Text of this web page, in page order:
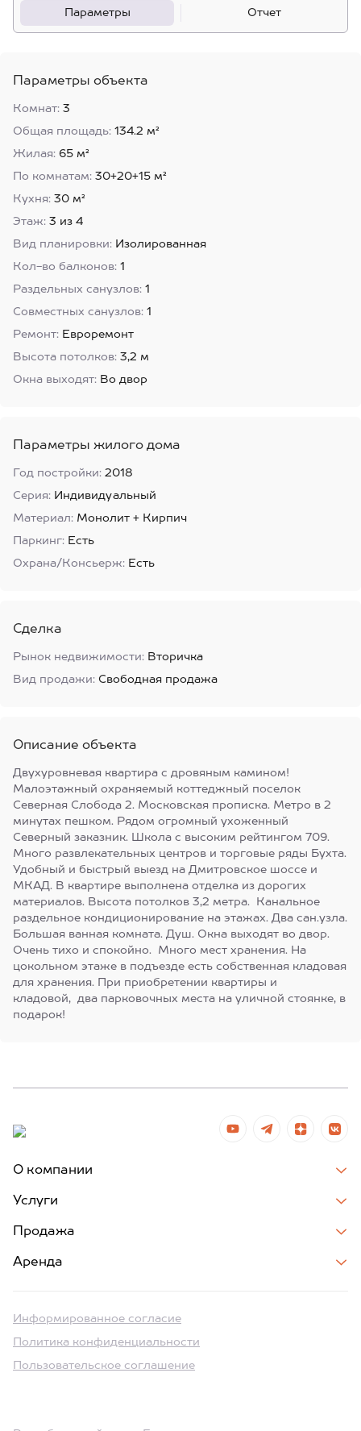
Параметры Отчет
Параметры объекта
Комнат: 3
Общая площадь: 134.2 м²
Жилая: 65 м²
По комнатам: 30+20+15 м²
Кухня: 30 м²
Этаж: 3 из 4
Вид планировки: Изолированная
Кол-во балконов: 1
Раздельных санузлов: 1
Совместных санузлов: 1
Ремонт: Евроремонт
Высота потолков: 3,2 м
Окна выходят: Во двор
Параметры жилого дома
Год постройки: 2018
Серия: Индивидуальный
Материал: Монолит + Кирпич
Паркинг: Есть
Охрана/Консьерж: Есть
Сделка
Рынок недвижимости: Вторичка
Вид продажи: Свободная продажа
Описание объекта
Двухуровневая квартира с дровяным камином!
Малоэтажный охраняемый коттеджный поселок
Северная Слобода 2. Московская прописка. Метро в 2
минутах пешком. Рядом огромный ухоженный
Северный заказник. Школа с высоким рейтингом 709.
Много развлекательных центров и торговые ряды Бухта.
Удобный и быстрый выезд на Дмитровское шоссе и
МКАД. В квартире выполнена отделка из дорогих
материалов. Высота потолков 3,2 метра. Канальное
раздельное кондиционирование на этажах. Два сан.узла.
Большая ванная комната. Душ. Окна выходят во двор.
Очень тихо и спокойно. Много мест хранения. На
цокольном этаже в подъезде есть собственная кладовая
для хранения. При приобретении квартиры и
кладовой, два парковочных места на уличной стоянке, в
подарок!
О компании
Услуги
Продажа
Аренда
Информированное согласие
Политика конфиденциальности
Пользовательское соглашение